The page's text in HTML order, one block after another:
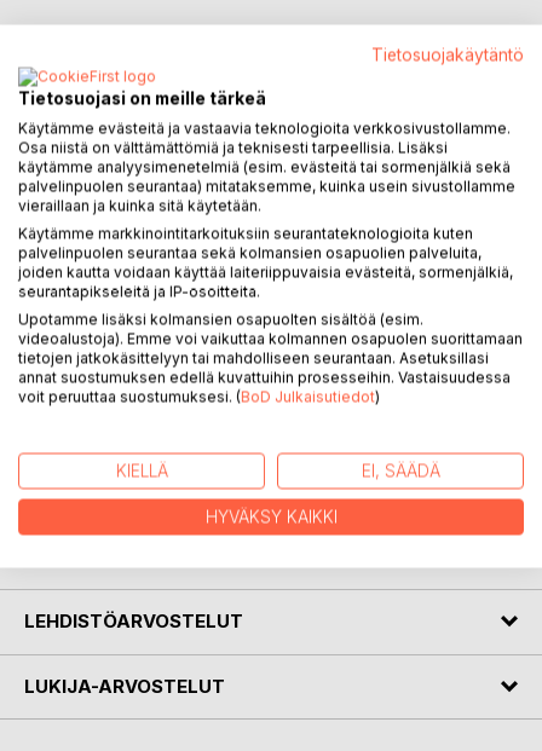
Kesäloma on Vanamon mielestä vuoden mukavinta aikaa.
Ei koulua, ei huolia, vaan edessäpäin avautuu hienoin
kokemus
päästä Helsinkiin yhdessä hyvien ystäviensä kanssa.
Heidän olisi
määrä kiertää Ilonan äidin miesystävän Juhan laivalla
Suomenlinnan ja Ahvenanmaan kautta ja päätyä lopulta
Tukholmaan.
Matka sujuu erittäin mukavasti, kunnes perillä Tukholmassa
he ajautuvat näkemään, kuinka joku aivan tuntematon
mies uhkailee ja pahoinpitelee Juhaa. Mutta mitä oikein
onkaan tekeillä? Onko Juha sotkeutunut mihinkään
laittomuuteen?
Ja onkohan Juha sittenkään niin kunnollinen, kuin miltä hän
ottavat selvää hyvin jännittävien, salaperäisten ja jopa
yllättävienkin tapahtumien käänteissä.
LEHDISTÖARVOSTELUT
LUKIJA-ARVOSTELUT
Tietosuojakäytäntö
Tietosuojasi on meille tärkeä
Käytämme evästeitä ja vastaavia teknologioita verkkosivustollamme.
Osa niistä on välttämättömiä ja teknisesti tarpeellisia. Lisäksi
käytämme analyysimenetelmiä (esim. evästeitä tai sormenjälkiä sekä
palvelinpuolen seurantaa) mitataksemme, kuinka usein sivustollamme
vieraillaan ja kuinka sitä käytetään.
Käytämme markkinointitarkoituksiin seurantateknologioita kuten
palvelinpuolen seurantaa sekä kolmansien osapuolien palveluita,
joiden kautta voidaan käyttää laiteriippuvaisia evästeitä, sormenjälkiä,
seurantapikseleitä ja IP-osoitteita.
Upotamme lisäksi kolmansien osapuolten sisältöä (esim.
videoalustoja). Emme voi vaikuttaa kolmannen osapuolen suorittamaan
tietojen jatkokäsittelyyn tai mahdolliseen seurantaan. Asetuksillasi
annat suostumuksen edellä kuvattuihin prosesseihin. Vastaisuudessa
voit peruuttaa suostumuksesi. (BoD Julkaisutiedot)
KIELLÄ EI, SÄÄDÄ
HYVÄKSY KAIKKI